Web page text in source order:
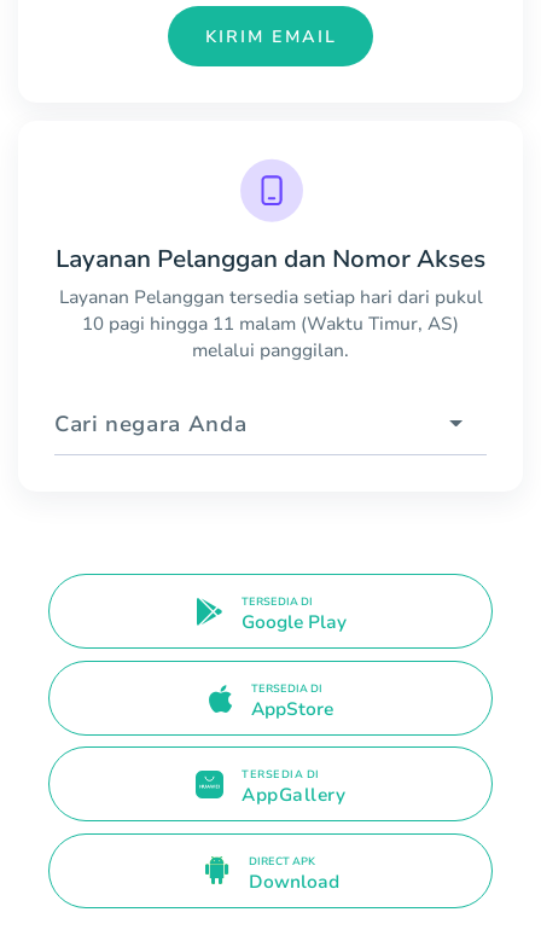
KIRIM EMAIL
Layanan Pelanggan dan Nomor Akses
Layanan Pelanggan tersedia setiap hari dari pukul
10 pagi hingga 11 malam (Waktu Timur, AS)
melalui panggilan.
Cari negara Anda
TERSEDIA DI
Google Play
TERSEDIA DI
AppStore
TERSEDIA DI
AppGallery
DIRECT APK
Download